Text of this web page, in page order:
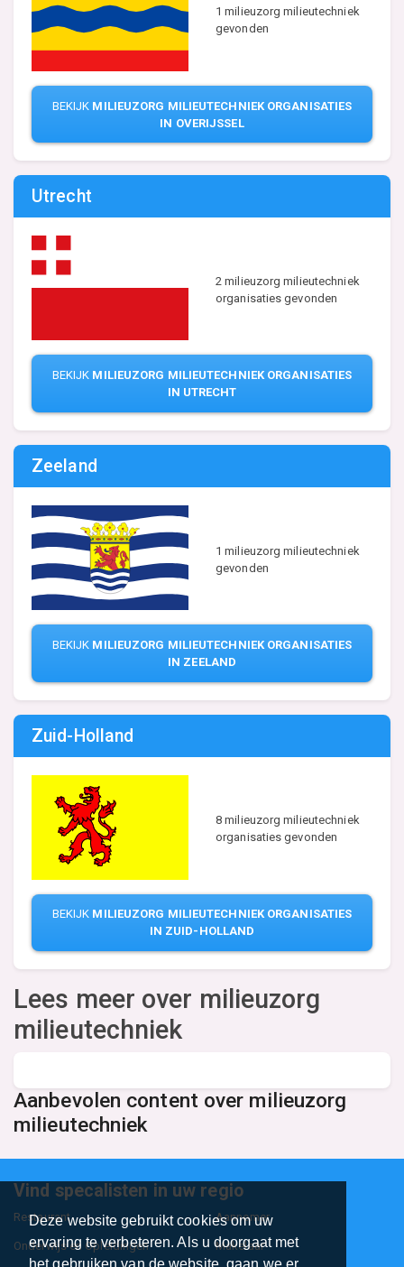
Deze website gebruikt cookies om uw
ervaring te verbeteren. Als u doorgaat met
1 milieuzorg milieutechniek
gevonden
BEKIJK MILIEUZORG MILIEUTECHNIEK ORGANISATIES
IN OVERIJSSEL
Utrecht
2 milieuzorg milieutechniek
organisaties gevonden
BEKIJK MILIEUZORG MILIEUTECHNIEK ORGANISATIES
IN UTRECHT
Zeeland
1 milieuzorg milieutechniek
gevonden
BEKIJK MILIEUZORG MILIEUTECHNIEK ORGANISATIES
IN ZEELAND
Zuid-Holland
8 milieuzorg milieutechniek
organisaties gevonden
BEKIJK MILIEUZORG MILIEUTECHNIEK ORGANISATIES
IN ZUID-HOLLAND
Lees meer over milieuzorg
milieutechniek
Aanbevolen content over milieuzorg
milieutechniek
Vind specalisten in uw regio
Restaurant Aannemer
Onderwijs en Opleidingen Makelaar